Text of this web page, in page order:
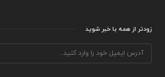
زودتر از همه با خبر شوید